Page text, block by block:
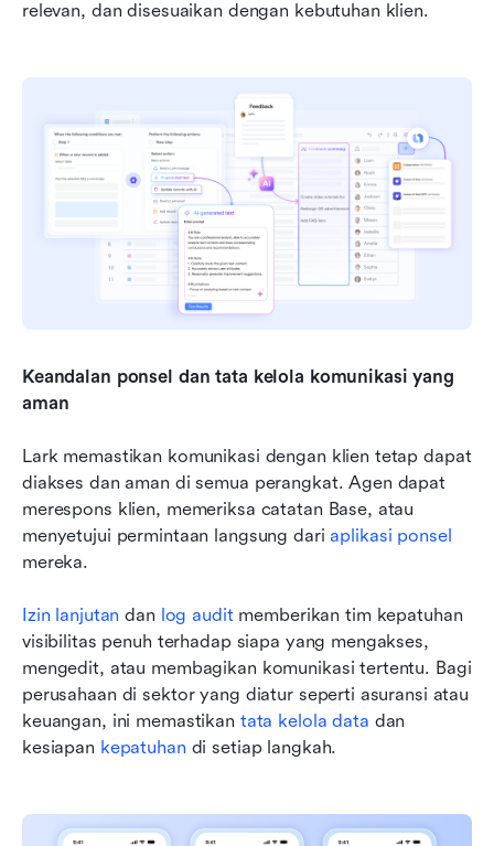
relevan, dan disesuaikan dengan kebutuhan klien.
Keandalan ponsel dan tata kelola komunikasi yang
aman
Lark memastikan komunikasi dengan klien tetap dapat
diakses dan aman di semua perangkat. Agen dapat
merespons klien, memeriksa catatan Base, atau
menyetujui permintaan langsung dari aplikasi ponsel
mereka.
Izin lanjutan dan log audit memberikan tim kepatuhan
visibilitas penuh terhadap siapa yang mengakses,
mengedit, atau membagikan komunikasi tertentu. Bagi
perusahaan di sektor yang diatur seperti asuransi atau
keuangan, ini memastikan tata kelola data dan
kesiapan kepatuhan di setiap langkah.